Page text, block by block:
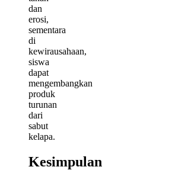
dan
erosi,
sementara
di
kewirausahaan,
siswa
dapat
mengembangkan
produk
turunan
dari
sabut
kelapa.
Kesimpulan